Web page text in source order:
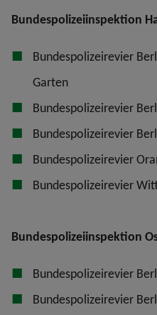
Bundespolizeiinspektion
Bundespolizeirevier
Garten
Bundespolizeirevier
Bundespolizeirevier
Bundespolizeirevier
Bundespolizeirevier
Bundespolizeiinspektion
Bundespolizeirevier
Bundespolizeirevier